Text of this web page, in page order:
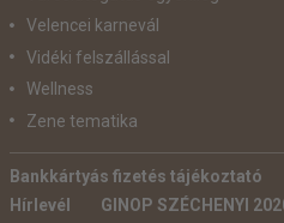
Velencei karnevál
Vidéki felszállással
Wellness
Zene tematika
Bankkártyás fizetés tájékoztató
Hírlevél
GINOP SZÉCHENYI